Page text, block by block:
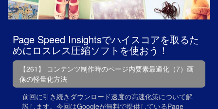
Page Speed Insightsでハイスコアを取るた
めにロスレス圧縮ソフトを使おう！
【261】 コンテンツ制作時のページ内要素最適化（7）画
像の軽量化方法
前回に引き続きダウンロード速度の高速化策について解
説します。今回はGoogleが無料で提供しているPage